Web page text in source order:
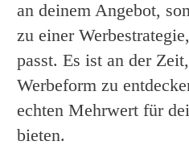
an deinem Angebot,
zu einer
passt. Es ist an der
Werbeform zu
echten Mehrwert für
bieten.